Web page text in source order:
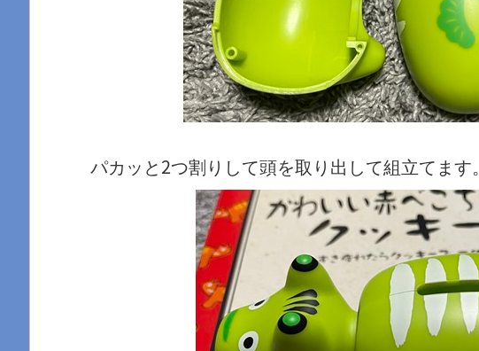
パカッと2つ割りして頭を取り出して組立てます。